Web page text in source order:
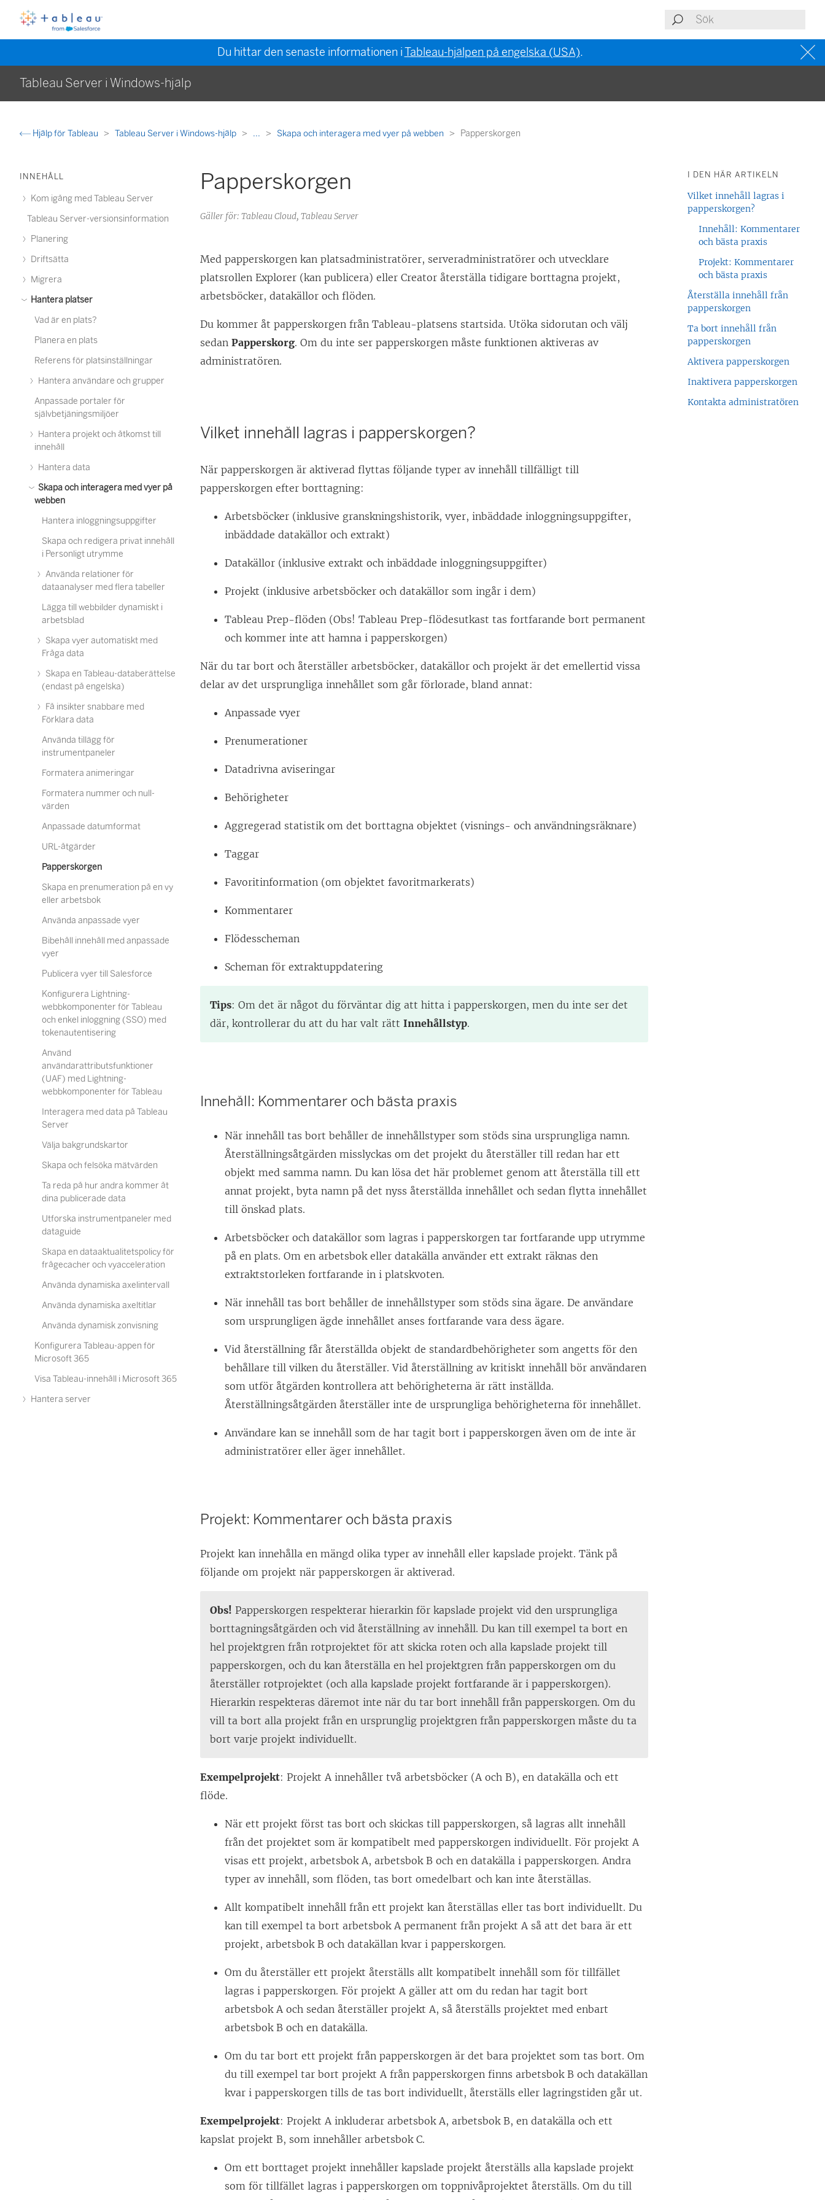
Du hittar den senaste informationen iTableau-hjälpen på engelska (USA).
Tableau Server i Windows-hjälp
Hjälp för Tableau Tableau Server i Windows-hjälp ... Skapa och interagera med vyer på webben Papperskorgen
INNEHÅLL
Kom igång med Tableau Server
Tableau Server-versionsinformation
Planering
Driftsätta
Migrera
Hantera platser
Vad är en plats?
Planera en plats
Referens för platsinställningar
Hantera användare och grupper
Anpassade portaler för
självbetjäningsmiljöer
Hantera projekt och åtkomst till
innehåll
Hantera data
Skapa och interagera med vyer på
webben
Hantera inloggningsuppgifter
Skapa och redigera privat innehåll
i Personligt utrymme
Använda relationer för
dataanalyser med flera tabeller
Lägga till webbilder dynamiskt i
arbetsblad
Skapa vyer automatiskt med
Fråga data
Skapa en Tableau-databerättelse
(endast på engelska)
Få insikter snabbare med
Förklara data
Använda tillägg för
instrumentpaneler
Formatera animeringar
Formatera nummer och null-
värden
Anpassade datumformat
URL-åtgärder
Papperskorgen
Skapa en prenumeration på en vy
eller arbetsbok
Använda anpassade vyer
Bibehåll innehåll med anpassade
vyer
Publicera vyer till Salesforce
Konfigurera Lightning-
webbkomponenter för Tableau
och enkel inloggning (SSO) med
tokenautentisering
Använd
användarattributsfunktioner
(UAF) med Lightning-
webbkomponenter för Tableau
Interagera med data på Tableau
Server
Välja bakgrundskartor
Skapa och felsöka mätvärden
Ta reda på hur andra kommer åt
dina publicerade data
Utforska instrumentpaneler med
dataguide
Skapa en dataaktualitetspolicy för
frågecacher och vyacceleration
Använda dynamiska axelintervall
Använda dynamiska axeltitlar
Använda dynamisk zonvisning
Konfigurera Tableau-appen för
Microsoft 365
Visa Tableau-innehåll i Microsoft 365
Hantera server
Papperskorgen
Gäller för: Tableau Cloud, Tableau Server
Med papperskorgen kan platsadministratörer, serveradministratörer och utvecklare
platsrollen Explorer (kan publicera) eller Creator återställa tidigare borttagna projekt,
arbetsböcker, datakällor och flöden.
Du kommer åt papperskorgen från Tableau-platsens startsida. Utöka sidorutan och välj
sedanPapperskorg. Om du inte ser papperskorgen måste funktionen aktiveras av
administratören.
Vilket innehåll lagras i papperskorgen?
När papperskorgen är aktiverad flyttas följande typer av innehåll tillfälligt till
papperskorgen efter borttagning:
Arbetsböcker (inklusive granskningshistorik, vyer, inbäddade inloggningsuppgifter,
inbäddade datakällor och extrakt)
Datakällor (inklusive extrakt och inbäddade inloggningsuppgifter)
Projekt (inklusive arbetsböcker och datakällor som ingår i dem)
Tableau Prep-flöden (Obs! Tableau Prep-flödesutkast tas fortfarande bort permanent
och kommer inte att hamna i papperskorgen)
När du tar bort och återställer arbetsböcker, datakällor och projekt är det emellertid vissa
delar av det ursprungliga innehållet som går förlorade, bland annat:
Anpassade vyer
Prenumerationer
Datadrivna aviseringar
Behörigheter
Aggregerad statistik om det borttagna objektet (visnings- och användningsräknare)
Taggar
Favoritinformation (om objektet favoritmarkerats)
Kommentarer
Flödesscheman
Scheman för extraktuppdatering
Tips: Om det är något du förväntar dig att hitta i papperskorgen, men du inte ser det
där, kontrollerar du att du har valt rättInnehållstyp.
Innehåll: Kommentarer och bästa praxis
När innehåll tas bort behåller de innehållstyper som stöds sina ursprungliga namn.
Återställningsåtgärden misslyckas om det projekt du återställer till redan har ett
objekt med samma namn. Du kan lösa det här problemet genom att återställa till ett
annat projekt, byta namn på det nyss återställda innehållet och sedan flytta innehållet
till önskad plats.
Arbetsböcker och datakällor som lagras i papperskorgen tar fortfarande upp utrymme
på en plats. Om en arbetsbok eller datakälla använder ett extrakt räknas den
extraktstorleken fortfarande in i platskvoten.
När innehåll tas bort behåller de innehållstyper som stöds sina ägare. De användare
som ursprungligen ägde innehållet anses fortfarande vara dess ägare.
Vid återställning får återställda objekt de standardbehörigheter som angetts för den
behållare till vilken du återställer. Vid återställning av kritiskt innehåll bör användaren
som utför åtgärden kontrollera att behörigheterna är rätt inställda.
Återställningsåtgärden återställer inte de ursprungliga behörigheterna för innehållet.
Användare kan se innehåll som de har tagit bort i papperskorgen även om de inte är
administratörer eller äger innehållet.
Projekt: Kommentarer och bästa praxis
Projekt kan innehålla en mängd olika typer av innehåll eller kapslade projekt. Tänk på
följande om projekt när papperskorgen är aktiverad.
Obs! Papperskorgen respekterar hierarkin för kapslade projekt vid den ursprungliga
borttagningsåtgärden och vid återställning av innehåll. Du kan till exempel ta bort en
hel projektgren från rotprojektet för att skicka roten och alla kapslade projekt till
papperskorgen, och du kan återställa en hel projektgren från papperskorgen om du
återställer rotprojektet (och alla kapslade projekt fortfarande är i papperskorgen).
Hierarkin respekteras däremot inte när du tar bort innehåll från papperskorgen. Om du
vill ta bort alla projekt från en ursprunglig projektgren från papperskorgen måste du ta
bort varje projekt individuellt.
Exempelprojekt: Projekt A innehåller två arbetsböcker (A och B), en datakälla och ett
flöde.
När ett projekt först tas bort och skickas till papperskorgen, så lagras allt innehåll
från det projektet som är kompatibelt med papperskorgen individuellt. För projekt A
visas ett projekt, arbetsbok A, arbetsbok B och en datakälla i papperskorgen. Andra
typer av innehåll, som flöden, tas bort omedelbart och kan inte återställas.
Allt kompatibelt innehåll från ett projekt kan återställas eller tas bort individuellt. Du
kan till exempel ta bort arbetsbok A permanent från projekt A så att det bara är ett
projekt, arbetsbok B och datakällan kvar i papperskorgen.
Om du återställer ett projekt återställs allt kompatibelt innehåll som för tillfället
lagras i papperskorgen. För projekt A gäller att om du redan har tagit bort
arbetsbok A och sedan återställer projekt A, så återställs projektet med enbart
arbetsbok B och en datakälla.
Om du tar bort ett projekt från papperskorgen är det bara projektet som tas bort. Om
du till exempel tar bort projekt A från papperskorgen finns arbetsbok B och datakällan
kvar i papperskorgen tills de tas bort individuellt, återställs eller lagringstiden går ut.
Exempelprojekt: Projekt A inkluderar arbetsbok A, arbetsbok B, en datakälla och ett
kapslat projekt B, som innehåller arbetsbok C.
Om ett borttaget projekt innehåller kapslade projekt återställs alla kapslade projekt
som för tillfället lagras i papperskorgen om toppnivåprojektet återställs. Om du till
I DEN HÄR ARTIKELN
Vilket innehåll lagras i
papperskorgen?
Innehåll: Kommentarer
och bästa praxis
Projekt: Kommentarer
och bästa praxis
Återställa innehåll från
papperskorgen
Ta bort innehåll från
papperskorgen
Aktivera papperskorgen
Inaktivera papperskorgen
Kontakta administratören